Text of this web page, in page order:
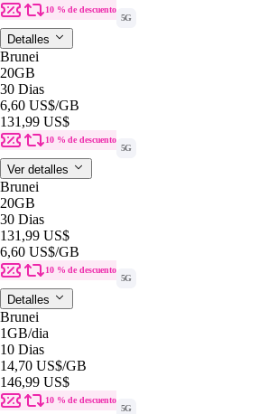
10 % de descuento
5G
Detalles
Brunei
20GB
30 Dias
6,60 US$/GB
131,99 US$
10 % de descuento
5G
Ver detalles
Brunei
20GB
30 Dias
131,99 US$
6,60 US$/GB
10 % de descuento
5G
Detalles
Brunei
1GB/dia
10 Dias
14,70 US$/GB
146,99 US$
10 % de descuento
5G